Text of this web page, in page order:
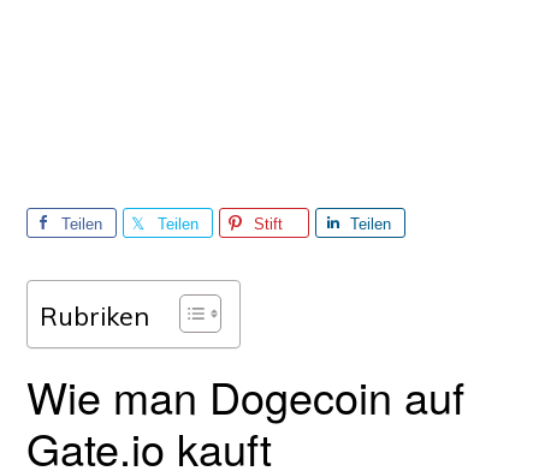
Teilen
Teilen
Stift
Teilen
Rubriken
Wie man Dogecoin auf
Gate.io kauft